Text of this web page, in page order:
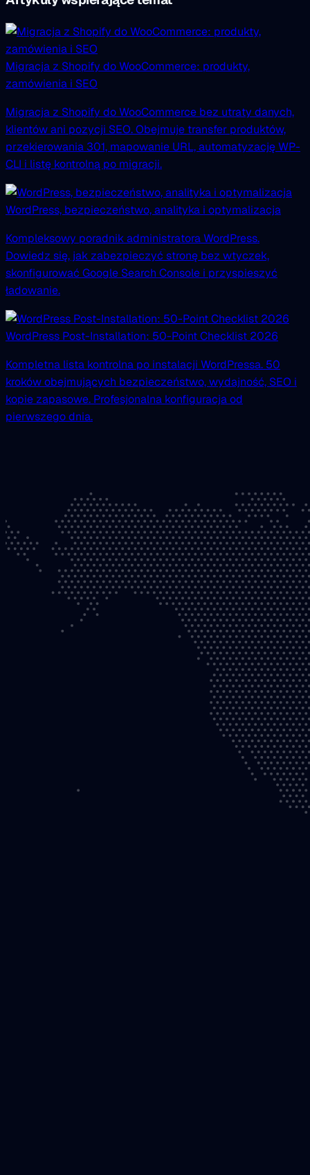
Migracja z Shopify do WooCommerce: produkty,
zamówienia i SEO
Migracja z Shopify do WooCommerce bez utraty danych,
klientów ani pozycji SEO. Obejmuje transfer produktów,
przekierowania 301, mapowanie URL, automatyzację WP-
CLI i listę kontrolną po migracji.
WordPress, bezpieczeństwo, analityka i optymalizacja
Kompleksowy poradnik administratora WordPress.
Dowiedz się, jak zabezpieczyć stronę bez wtyczek,
skonfigurować Google Search Console i przyspieszyć
ładowanie.
WordPress Post-Installation: 50-Point Checklist 2026
Kompletna lista kontrolna po instalacji WordPressa. 50
kroków obejmujących bezpieczeństwo, wydajność, SEO i
kopie zapasowe. Profesjonalna konfiguracja od
pierwszego dnia.